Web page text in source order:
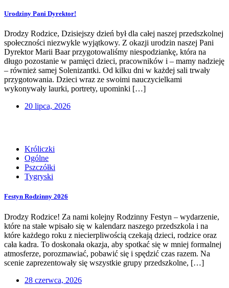
Urodziny Pani Dyrektor!
Drodzy Rodzice, Dzisiejszy dzień był dla całej naszej przedszkolnej
społeczności niezwykle wyjątkowy. Z okazji urodzin naszej Pani
Dyrektor Marii Baar przygotowaliśmy niespodziankę, która na
długo pozostanie w pamięci dzieci, pracowników i – mamy nadzieję
– również samej Solenizantki. Od kilku dni w każdej sali trwały
przygotowania. Dzieci wraz ze swoimi nauczycielkami
wykonywały laurki, portrety, upominki […]
20 lipca, 2026
Króliczki
Ogólne
Pszczółki
Tygryski
Festyn Rodzinny 2026
Drodzy Rodzice! Za nami kolejny Rodzinny Festyn – wydarzenie,
które na stałe wpisało się w kalendarz naszego przedszkola i na
które każdego roku z niecierpliwością czekają dzieci, rodzice oraz
cała kadra. To doskonała okazja, aby spotkać się w mniej formalnej
atmosferze, porozmawiać, pobawić się i spędzić czas razem. Na
scenie zaprezentowały się wszystkie grupy przedszkolne, […]
28 czerwca, 2026